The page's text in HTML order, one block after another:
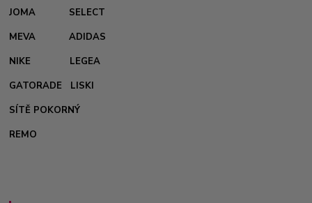
JOMA
SELECT
MEVA
ADIDAS
NIKE
LEGEA
GATORADE
LISKI
SÍTĚ POKORNÝ
REMO